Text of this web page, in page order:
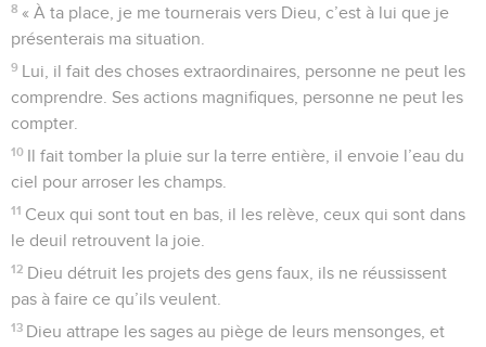
8 « À ta place, je me tournerais vers Dieu, c’est à lui que je
présenterais ma situation.
9 Lui, il fait des choses extraordinaires, personne ne peut les
comprendre. Ses actions magnifiques, personne ne peut les
compter.
10 Il fait tomber la pluie sur la terre entière, il envoie l’eau du
ciel pour arroser les champs.
11 Ceux qui sont tout en bas, il les relève, ceux qui sont dans
le deuil retrouvent la joie.
12 Dieu détruit les projets des gens faux, ils ne réussissent
pas à faire ce qu’ils veulent.
13 Dieu attrape les sages au piège de leurs mensonges, et